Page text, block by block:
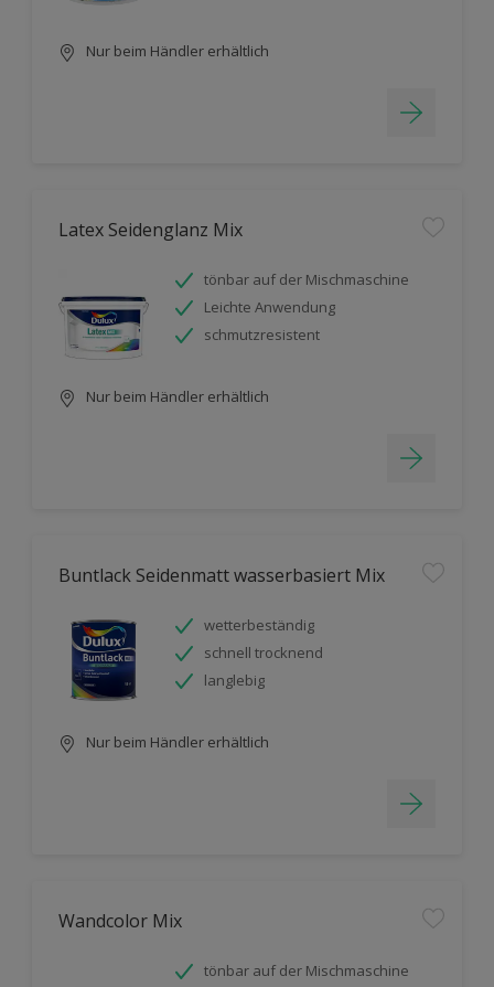
Nur beim Händler erhältlich
Latex Seidenglanz Mix
tönbar auf der Mischmaschine
Leichte Anwendung
schmutzresistent
Nur beim Händler erhältlich
Buntlack Seidenmatt wasserbasiert Mix
wetterbeständig
schnell trocknend
langlebig
Nur beim Händler erhältlich
Wandcolor Mix
tönbar auf der Mischmaschine